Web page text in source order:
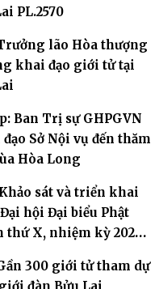
PL.2570
lão Hòa thượng
khai đạo giới tử tại
Ban Trị sự GHPGVN
Sở Nội vụ đến thăm
Hòa Long
sát và triển khai
hội Đại biểu Phật
thứ X, nhiệm kỳ 2026-
300 giới tử tham dự